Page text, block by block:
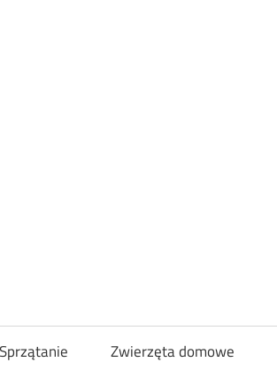
Sprzątanie Zwierzęta domowe